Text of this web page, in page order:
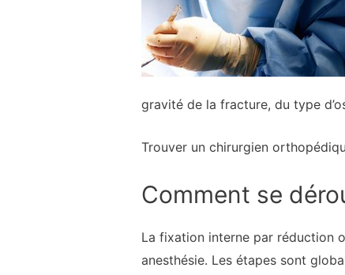
gravité de la fracture, du type
Trouver un chirurgien
Comment se
La fixation interne par réduction
anesthésie. Les étapes sont